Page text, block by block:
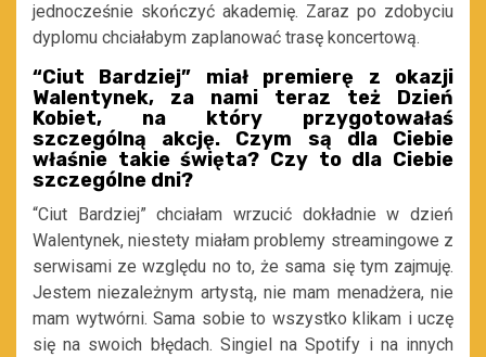
jednocześnie skończyć akademię. Zaraz po zdobyciu
dyplomu chciałabym zaplanować trasę koncertową.
“Ciut Bardziej” miał premierę z okazji
Walentynek, za nami teraz też Dzień
Kobiet, na który przygotowałaś
szczególną akcję. Czym są dla Ciebie
właśnie takie święta? Czy to dla Ciebie
szczególne dni?
“Ciut Bardziej” chciałam wrzucić dokładnie w dzień
Walentynek, niestety miałam problemy streamingowe z
serwisami ze względu no to, że sama się tym zajmuję.
Jestem niezależnym artystą, nie mam menadżera, nie
mam wytwórni. Sama sobie to wszystko klikam i uczę
się na swoich błędach. Singiel na Spotify i na innych